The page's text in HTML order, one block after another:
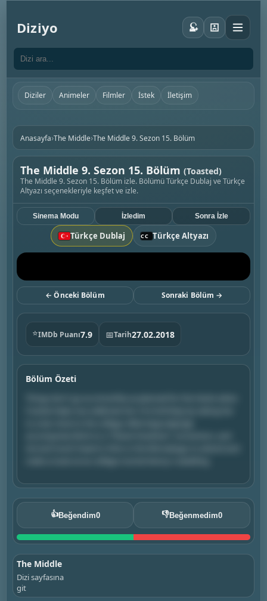
Diziyo
Diziler Animeler Filmler İstek İletişim
Anasayfa›The Middle›The Middle 9. Sezon 15. Bölüm
The Middle 9. Sezon 15. Bölüm (Toasted)
The Middle 9. Sezon 15. Bölüm izle. Bölümü Türkçe Dublaj ve Türkçe
Altyazı seçenekleriyle keşfet ve izle.
Türkçe Dublaj Türkçe Altyazı
Sinema Modu İzledim Sonra İzle
← Önceki Bölüm Sonraki Bölüm →
⭐IMDb Puanı7.9 📅Tarih27.02.2018
Bölüm Özeti
👍Beğendim0 👎Beğenmedim0
The Middle
Dizi sayfasına
git